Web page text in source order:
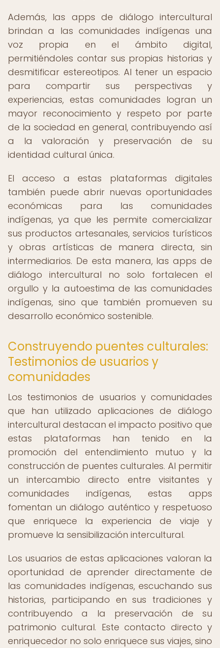
Además, las apps de diálogo intercultural
brindan a las comunidades indígenas una
voz propia en el ámbito digital,
permitiéndoles contar sus propias historias y
desmitificar estereotipos. Al tener un espacio
para compartir sus perspectivas y
experiencias, estas comunidades logran un
mayor reconocimiento y respeto por parte
de la sociedad en general, contribuyendo así
a la valoración y preservación de su
identidad cultural única.
El acceso a estas plataformas digitales
también puede abrir nuevas oportunidades
económicas para las comunidades
indígenas, ya que les permite comercializar
sus productos artesanales, servicios turísticos
y obras artísticas de manera directa, sin
intermediarios. De esta manera, las apps de
diálogo intercultural no solo fortalecen el
orgullo y la autoestima de las comunidades
indígenas, sino que también promueven su
desarrollo económico sostenible.
Construyendo puentes culturales:
Testimonios de usuarios y
comunidades
Los testimonios de usuarios y comunidades
que han utilizado aplicaciones de diálogo
intercultural destacan el impacto positivo que
estas plataformas han tenido en la
promoción del entendimiento mutuo y la
construcción de puentes culturales. Al permitir
un intercambio directo entre visitantes y
comunidades indígenas, estas apps
fomentan un diálogo auténtico y respetuoso
que enriquece la experiencia de viaje y
promueve la sensibilización intercultural.
Los usuarios de estas aplicaciones valoran la
oportunidad de aprender directamente de
las comunidades indígenas, escuchando sus
historias, participando en sus tradiciones y
contribuyendo a la preservación de su
patrimonio cultural. Este contacto directo y
enriquecedor no solo enriquece sus viajes, sino